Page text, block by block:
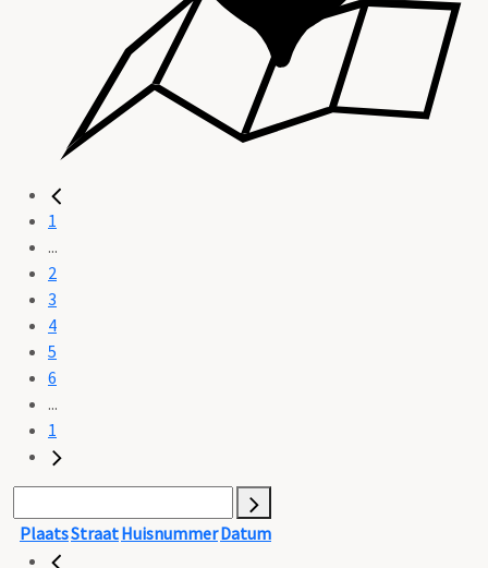
1
...
2
3
4
5
6
...
1
PlaatsStraatHuisnummerDatum